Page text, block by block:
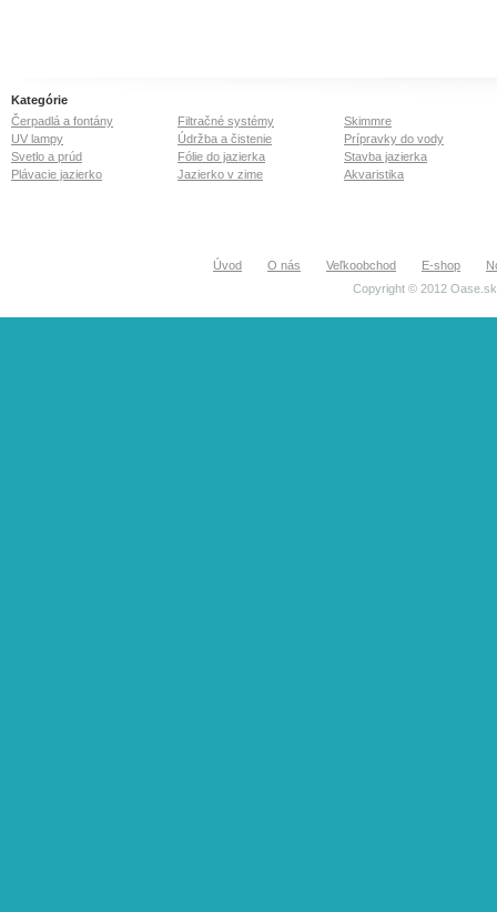
Kategórie
Čerpadlá a fontány
Filtračné systémy
Skimmre
UV lampy
Údržba a čistenie
Prípravky do vody
Svetlo a prúd
Fólie do jazierka
Stavba jazierka
Plávacie jazierko
Jazierko v zime Akvaristika
Úvod O nás Veľkoobchod E-shop
Copyright © 2012